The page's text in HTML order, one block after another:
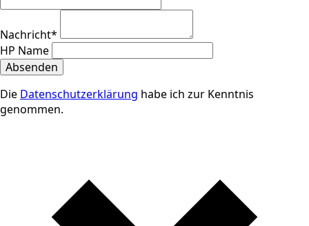
Nachricht*
HP Name
Absenden
Die Datenschutzerklärung habe ich zur Kenntnis
genommen.